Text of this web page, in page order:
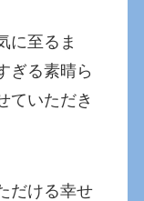
に至るま
ぎる素晴ら
ていただき
だける幸せ